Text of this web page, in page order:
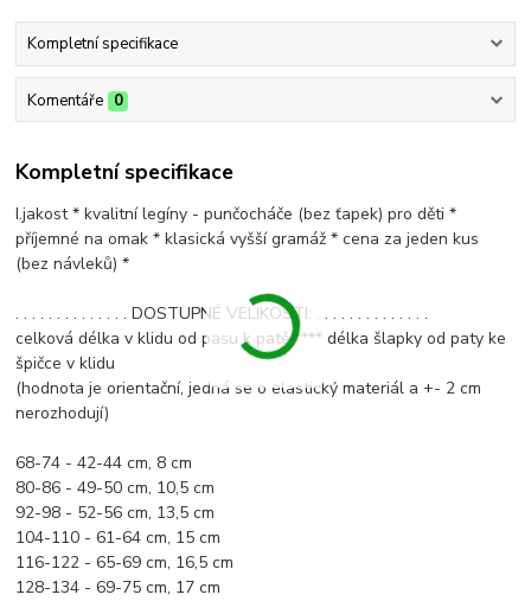
Kompletní specifikace
Komentáře 0
Kompletní specifikace
I.jakost * kvalitní legíny - punčocháče (bez ťapek) pro děti *
příjemné na omak * klasická vyšší gramáž * cena za jeden kus
(bez návleků) *
. . . . . . . . . . . . . . DOSTUPNÉ VELIKOSTI: . . . . . . . . . . . . . .
celková délka v klidu od pasu k patě **** délka šlapky od paty ke
špičce v klidu
(hodnota je orientační, jedná se o elastický materiál a +- 2 cm
nerozhodují)
68-74 - 42-44 cm, 8 cm
80-86 - 49-50 cm, 10,5 cm
92-98 - 52-56 cm, 13,5 cm
104-110 - 61-64 cm, 15 cm
116-122 - 65-69 cm, 16,5 cm
128-134 - 69-75 cm, 17 cm